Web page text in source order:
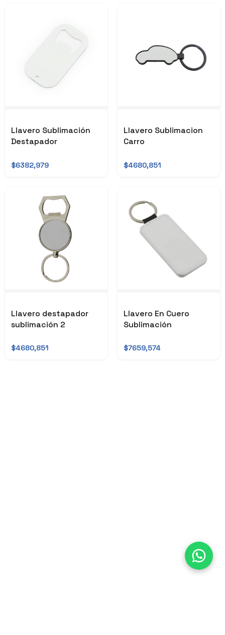
Llavero Sublimación
Destapador
$6382,979
Llavero Sublimacion
Carro
$4680,851
Llavero destapador
sublimación 2
$4680,851
Llavero En Cuero
Sublimación
$7659,574